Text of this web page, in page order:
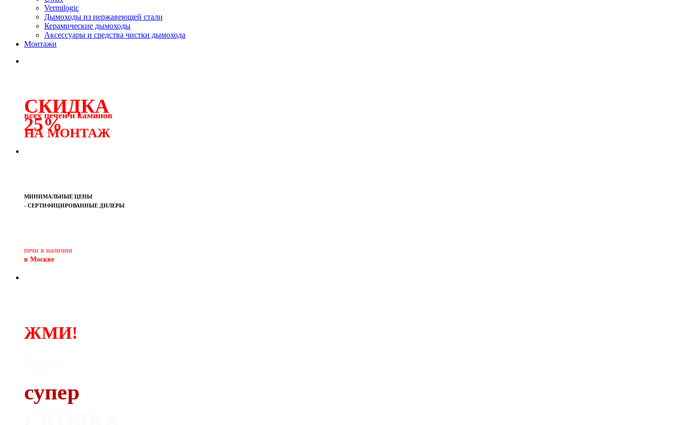
Vermilogic
Дымоходы из нержавеющей стали
Керамические дымоходы
Аксессуары и средства чистки дымохода
Монтажи
СКИДКА
всех печей и каминов
25%
НА МОНТАЖ
МИНИМАЛЬНЫЕ ЦЕНЫ
- СЕРТИФИЦИРОВАННЫЕ ДИЛЕРЫ
печи в наличии
в Москве
ЖМИ!
супер